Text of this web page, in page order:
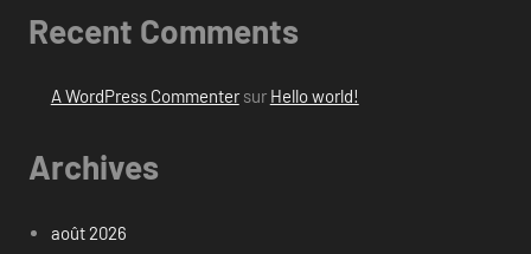
Recent Comments
A WordPress Commentersur Hello world!
Archives
août 2026